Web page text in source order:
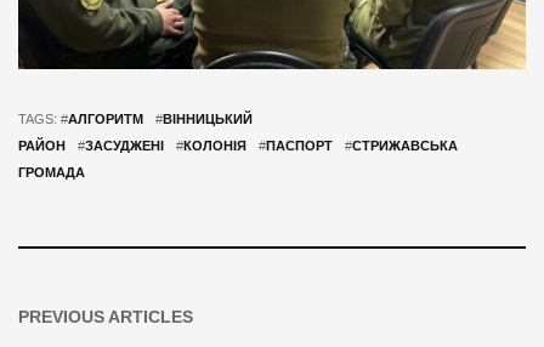
TAGS: #АЛГОРИТМ #ВІННИЦЬКИЙ
РАЙОН
#ЗАСУДЖЕНІ #КОЛОНІЯ #ПАСПОРТ #СТРИЖАВСЬКА
ГРОМАДА
PREVIOUS ARTICLES